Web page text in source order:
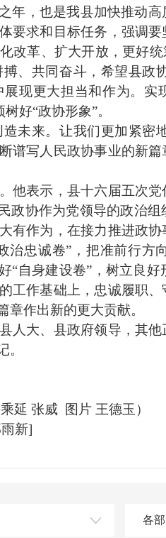
，也是我县加快推动高
要求和目标任务，强调
改革、扩大开放，更好
、共同奋斗，希望县政
现更大担当和作为。实
好“政协形象”。
来。让我们更加紧密
谱写人民政协事业的新
表示，县十六届五次党
政协作为党领导的政治
有作为，在接力推进政
治忠诚卷”，把准前行
“自身建设卷”，树立良
工作基础上，忠诚履职
章作出新的更大贡献。
大、县政府领导，其他
。
张威 图片 王德玉）
新]
各